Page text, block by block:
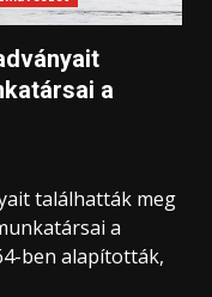
a
találhatták meg
a
ben alapították,